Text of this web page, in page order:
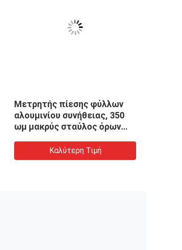
Μετρητής πίεσης φύλλων
αλουμινίου συνήθειας, 350
ωμ μακρύς σταύλος όρων
Καλύτερη Τιμή